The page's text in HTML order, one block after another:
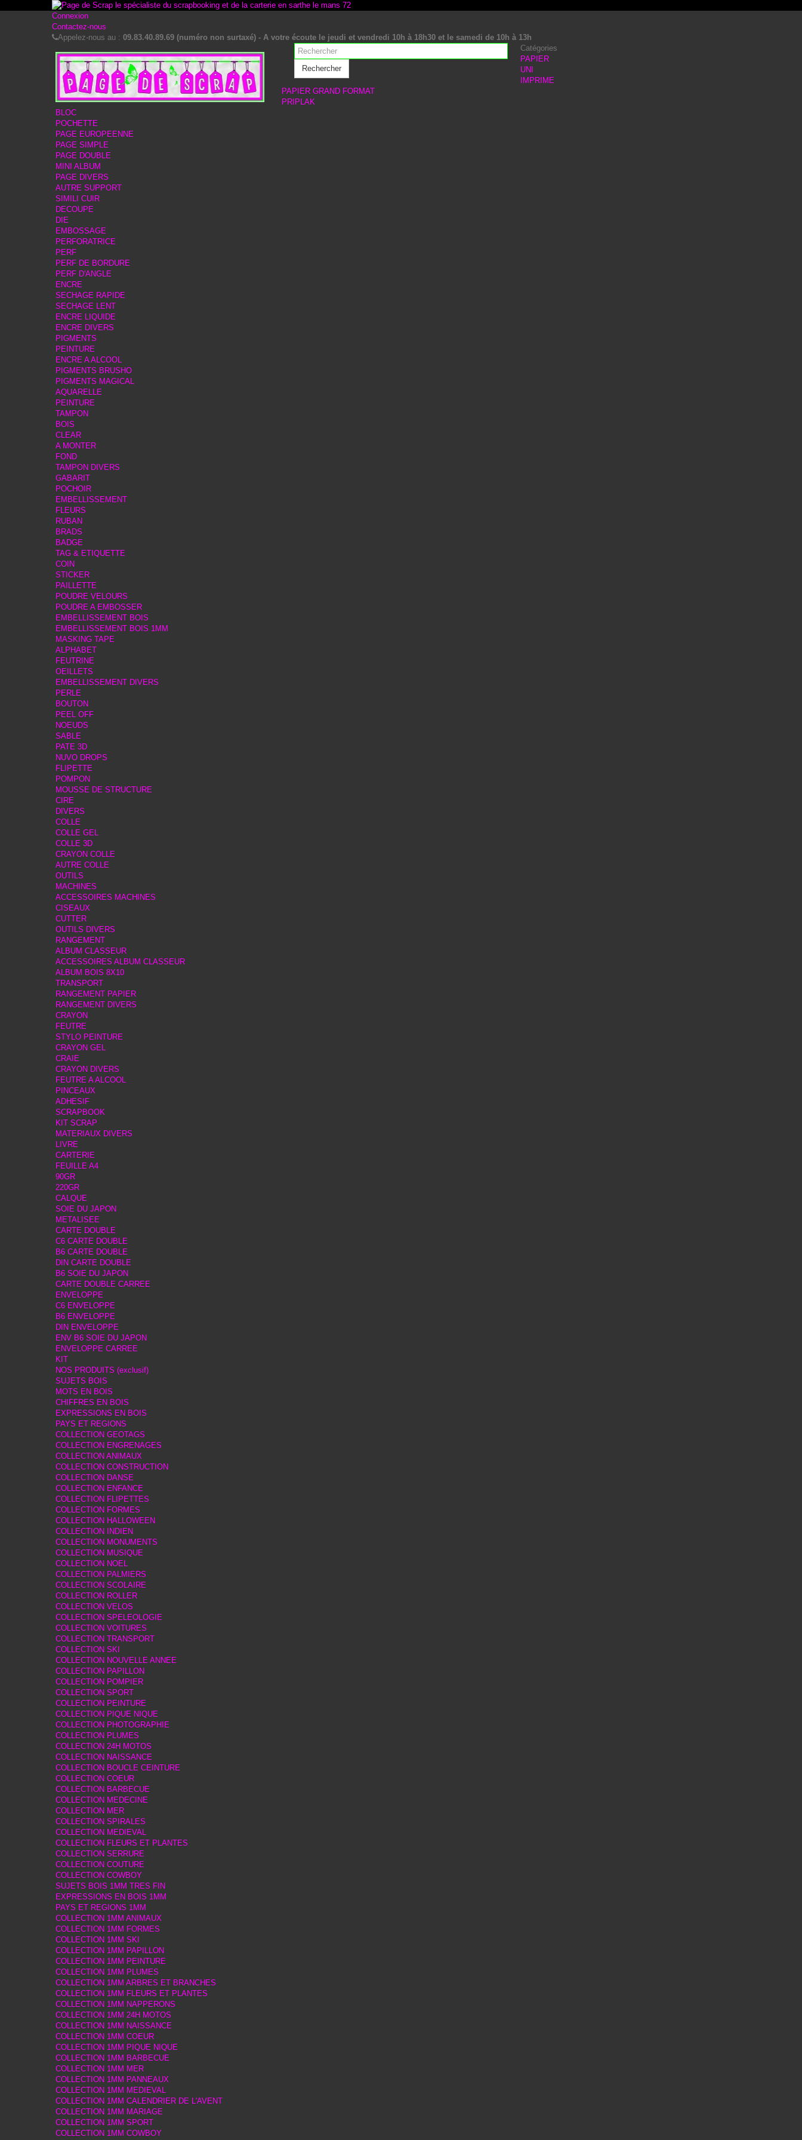
Connexion
Contactez-nous
Appelez-nous au : 09.83.40.89.69 (numéro non surtaxé) - A votre écoute le jeudi et vendredi 10h à 18h30 et le samedi de 10h à 13h
Rechercher
Catégories
PAPIER
UNI
IMPRIME
PAPIER GRAND FORMAT
PRIPLAK
BLOC
POCHETTE
PAGE EUROPEENNE
PAGE SIMPLE
PAGE DOUBLE
MINI ALBUM
PAGE DIVERS
AUTRE SUPPORT
SIMILI CUIR
DECOUPE
DIE
EMBOSSAGE
PERFORATRICE
PERF
PERF DE BORDURE
PERF D'ANGLE
ENCRE
SECHAGE RAPIDE
SECHAGE LENT
ENCRE LIQUIDE
ENCRE DIVERS
PIGMENTS
PEINTURE
ENCRE A ALCOOL
PIGMENTS BRUSHO
PIGMENTS MAGICAL
AQUARELLE
PEINTURE
TAMPON
BOIS
CLEAR
A MONTER
FOND
TAMPON DIVERS
GABARIT
POCHOIR
EMBELLISSEMENT
FLEURS
RUBAN
BRADS
BADGE
TAG & ETIQUETTE
COIN
STICKER
PAILLETTE
POUDRE VELOURS
POUDRE A EMBOSSER
EMBELLISSEMENT BOIS
EMBELLISSEMENT BOIS 1MM
MASKING TAPE
ALPHABET
FEUTRINE
OEILLETS
EMBELLISSEMENT DIVERS
PERLE
BOUTON
PEEL OFF
NOEUDS
SABLE
PATE 3D
NUVO DROPS
FLIPETTE
POMPON
MOUSSE DE STRUCTURE
CIRE
DIVERS
COLLE
COLLE GEL
COLLE 3D
CRAYON COLLE
AUTRE COLLE
OUTILS
MACHINES
ACCESSOIRES MACHINES
CISEAUX
CUTTER
OUTILS DIVERS
RANGEMENT
ALBUM CLASSEUR
ACCESSOIRES ALBUM CLASSEUR
ALBUM BOIS 8X10
TRANSPORT
RANGEMENT PAPIER
RANGEMENT DIVERS
CRAYON
FEUTRE
STYLO PEINTURE
CRAYON GEL
CRAIE
CRAYON DIVERS
FEUTRE A ALCOOL
PINCEAUX
ADHESIF
SCRAPBOOK
KIT SCRAP
MATERIAUX DIVERS
LIVRE
CARTERIE
FEUILLE A4
90GR
220GR
CALQUE
SOIE DU JAPON
METALISEE
CARTE DOUBLE
C6 CARTE DOUBLE
B6 CARTE DOUBLE
DIN CARTE DOUBLE
B6 SOIE DU JAPON
CARTE DOUBLE CARREE
ENVELOPPE
C6 ENVELOPPE
B6 ENVELOPPE
DIN ENVELOPPE
ENV B6 SOIE DU JAPON
ENVELOPPE CARREE
KIT
NOS PRODUITS (exclusif)
SUJETS BOIS
MOTS EN BOIS
CHIFFRES EN BOIS
EXPRESSIONS EN BOIS
PAYS ET REGIONS
COLLECTION GEOTAGS
COLLECTION ENGRENAGES
COLLECTION ANIMAUX
COLLECTION CONSTRUCTION
COLLECTION DANSE
COLLECTION ENFANCE
COLLECTION FLIPETTES
COLLECTION FORMES
COLLECTION HALLOWEEN
COLLECTION INDIEN
COLLECTION MONUMENTS
COLLECTION MUSIQUE
COLLECTION NOEL
COLLECTION PALMIERS
COLLECTION SCOLAIRE
COLLECTION ROLLER
COLLECTION VELOS
COLLECTION SPELEOLOGIE
COLLECTION VOITURES
COLLECTION TRANSPORT
COLLECTION SKI
COLLECTION NOUVELLE ANNEE
COLLECTION PAPILLON
COLLECTION POMPIER
COLLECTION SPORT
COLLECTION PEINTURE
COLLECTION PIQUE NIQUE
COLLECTION PHOTOGRAPHIE
COLLECTION PLUMES
COLLECTION 24H MOTOS
COLLECTION NAISSANCE
COLLECTION BOUCLE CEINTURE
COLLECTION COEUR
COLLECTION BARBECUE
COLLECTION MEDECINE
COLLECTION MER
COLLECTION SPIRALES
COLLECTION MEDIEVAL
COLLECTION FLEURS ET PLANTES
COLLECTION SERRURE
COLLECTION COUTURE
COLLECTION COWBOY
SUJETS BOIS 1MM TRES FIN
EXPRESSIONS EN BOIS 1MM
PAYS ET REGIONS 1MM
COLLECTION 1MM ANIMAUX
COLLECTION 1MM FORMES
COLLECTION 1MM SKI
COLLECTION 1MM PAPILLON
COLLECTION 1MM PEINTURE
COLLECTION 1MM PLUMES
COLLECTION 1MM ARBRES ET BRANCHES
COLLECTION 1MM FLEURS ET PLANTES
COLLECTION 1MM NAPPERONS
COLLECTION 1MM 24H MOTOS
COLLECTION 1MM NAISSANCE
COLLECTION 1MM COEUR
COLLECTION 1MM PIQUE NIQUE
COLLECTION 1MM BARBECUE
COLLECTION 1MM MER
COLLECTION 1MM PANNEAUX
COLLECTION 1MM MEDIEVAL
COLLECTION 1MM CALENDRIER DE L'AVENT
COLLECTION 1MM MARIAGE
COLLECTION 1MM SPORT
COLLECTION 1MM COWBOY